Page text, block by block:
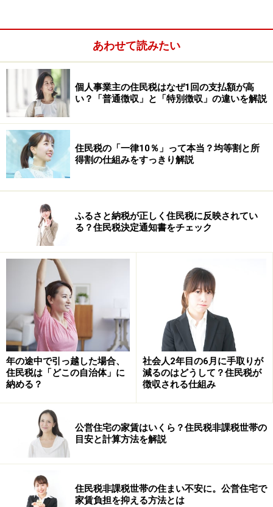
えば共有者氏名が欄外に記載されるようになりました
（下図参照）。この場合、固定太郎は納税義務者です
が、固定花子も連帯納付義務を負うことになります。
平成21年度からの記載変更（出典：東京都主税局）
固定資産税の支払い納期はいつまで？
固定資産税の納期は年4期に分け、市町村ごとに条例で
定めてよいとされています。固定資産税の納税通知書
は、遅くても納付期限の10日前までに納税義務者に送ら
あわせて読みたい
個人事業主の住民税はなぜ1回の支払額が高
い？「普通徴収」と「特別徴収」の違いを解説
住民税の「一律10％」って本当？均等割と所
得割の仕組みをすっきり解説
ふるさと納税が正しく住民税に反映されてい
る？住民税決定通知書をチェック
年の途中で引っ越した場合、
住民税は「どこの自治体」に
納める？
社会人2年目の6月に手取りが
減るのはどうして？住民税が
徴収される仕組み
公営住宅の家賃はいくら？住民税非課税世帯の
目安と計算方法を解説
住民税非課税世帯の住まい不安に。公営住宅で
家賃負担を抑える方法とは